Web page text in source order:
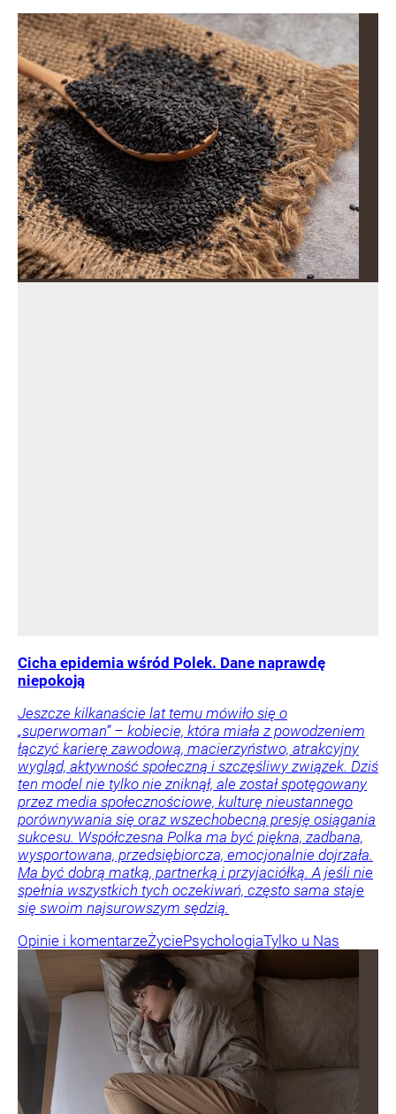
Cicha epidemia wśród Polek. Dane naprawdę
niepokoją
Jeszcze kilkanaście lat temu mówiło się o
„superwoman” – kobiecie, która miała z powodzeniem
łączyć karierę zawodową, macierzyństwo, atrakcyjny
wygląd, aktywność społeczną i szczęśliwy związek. Dziś
ten model nie tylko nie zniknął, ale został spotęgowany
przez media społecznościowe, kulturę nieustannego
porównywania się oraz wszechobecną presję osiągania
sukcesu. Współczesna Polka ma być piękna, zadbana,
wysportowana, przedsiębiorcza, emocjonalnie dojrzała.
Ma być dobrą matką, partnerką i przyjaciółką. A jeśli nie
spełnia wszystkich tych oczekiwań, często sama staje
się swoim najsurowszym sędzią.
Opinie i komentarzeŻyciePsychologiaTylko u Nas